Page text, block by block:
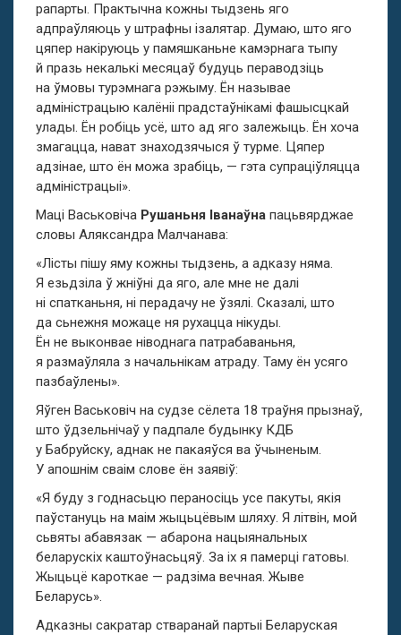
рапарты. Практычна кожны тыдзень яго
адпраўляюць у штрафны ізалятар. Думаю, што яго
цяпер накіруюць у памяшканьне камэрнага тыпу
й празь некалькі месяцаў будуць пераводзіць
на ўмовы турэмнага рэжыму. Ён называе
адміністрацыю калёніі прадстаўнікамі фашысцкай
улады. Ён робіць усё, што ад яго залежыць. Ён хоча
змагацца, нават знаходзячыся ў турме. Цяпер
адзінае, што ён можа зрабіць, — гэта супраціўляцца
адміністрацыі».
Маці Васьковіча Рушаньня Іванаўна пацьвярджае
словы Аляксандра Малчанава:
«Лісты пішу яму кожны тыдзень, а адказу няма.
Я езьдзіла ў жніўні да яго, але мне не далі
ні спатканьня, ні перадачу не ўзялі. Сказалі, што
да сьнежня можаце ня рухацца нікуды.
Ён не выконвае ніводнага патрабаваньня,
я размаўляла з начальнікам атраду. Таму ён усяго
пазбаўлены».
Яўген Васьковіч на судзе сёлета 18 траўня прызнаў,
што ўдзельнічаў у падпале будынку КДБ
у Бабруйску, аднак не пакаяўся ва ўчыненым.
У апошнім сваім слове ён заявіў:
«Я буду з годнасьцю пераносіць усе пакуты, якія
паўстануць на маім жыцьцёвым шляху. Я літвін, мой
сьвяты абавязак — абарона нацыянальных
беларускіх каштоўнасьцяў. За іх я памерці гатовы.
Жыцьцё кароткае — радзіма вечная. Жыве
Беларусь».
Адказны сакратар стваранай партыі Беларуская